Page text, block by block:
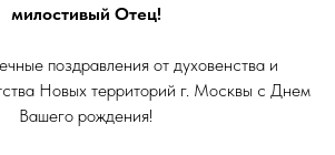
милостивый Отец!
поздравления от духовенства и
Новых территорий г. Москвы с Днем
Вашего рождения!